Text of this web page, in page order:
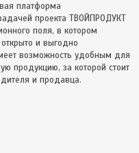
платформа
проекта ТВОЙПРОДУКТ
поля, в котором
и выгодно
возможность удобным для
продукцию, за которой стоит
и продавца.